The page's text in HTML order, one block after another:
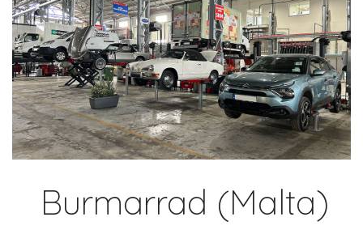
Burmarrad (Malta)